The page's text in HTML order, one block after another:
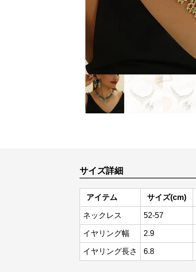
サイズ詳細
アイテム サイズ(cm)
ネックレス 52-57
イヤリング幅 2.9
イヤリング長さ 6.8